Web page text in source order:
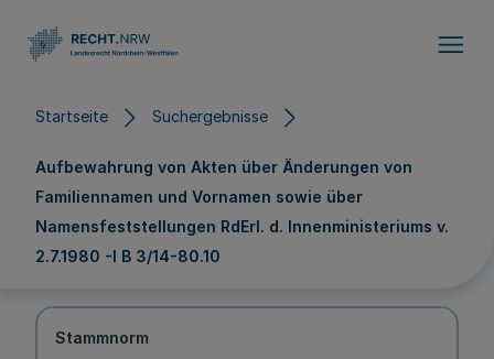
Startseite Suchergebnisse
Aufbewahrung von Akten über Änderungen von
Familiennamen und Vornamen sowie über
Namensfeststellungen RdErl. d. Innenministeriums v.
2.7.1980 -I B 3/14-80.10
Stammnorm